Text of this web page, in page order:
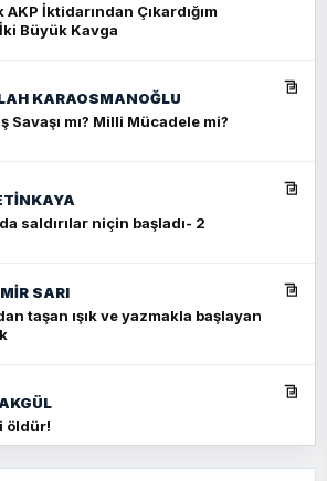
AKP İktidarından Çıkardığım
Büyük Kavga
KARAOSMANOĞLU
Savaşı mı? Milli Mücadele mi?
saldırılar niçin başladı- 2
SARI
taşan ışık ve yazmakla başlayan
öldür!